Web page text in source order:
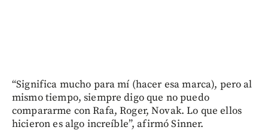
“Significa mucho para mí (hacer esa marca), pero al
mismo tiempo, siempre digo que no puedo
compararme con Rafa, Roger, Novak. Lo que ellos
hicieron es algo increíble”, afirmó Sinner.